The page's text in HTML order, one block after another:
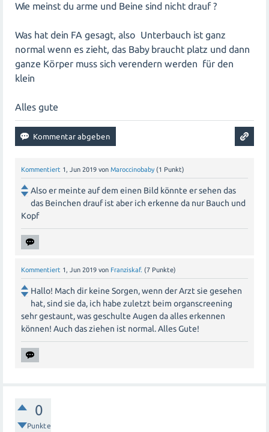
deine Bedenken besprechen und zusätzliche
alles in Ordnung ist.
In Bezug auf deine erste Schwangerschaft gibt es viele
Ressourcen und Unterstützung für werdende Mütter. Du
Schwangerschaftsberatungsstellen oder Online-Foren
wenden, um Rat und Informationen zu erhalten. Es ist
auch wichtig, auf deinen Körper zu hören und dich
ausreichend auszuruhen, gesund zu essen und
Alles Gute für deine Schwangerschaft!
Wie meinst du arme und Beine sind nicht drauf ?
Was hat dein FA gesagt, also Unterbauch ist ganz
normal wenn es zieht, das Baby braucht platz und dann
ganze Körper muss sich verendern werden für den
klein
Alles gute
Kommentiert 1, Jun 2019 von Maroccinobaby (1 Punkt)
Also er meinte auf dem einen Bild könnte er sehen das
das Beinchen drauf ist aber ich erkenne da nur Bauch und
Kopf
Kommentiert 1, Jun 2019 von Franziskaf. (7 Punkte)
Hallo! Mach dir keine Sorgen, wenn der Arzt sie gesehen
hat, sind sie da, ich habe zuletzt beim organscreening
sehr gestaunt, was geschulte Augen da alles erkennen
können! Auch das ziehen ist normal. Alles Gute!
0
Punkte